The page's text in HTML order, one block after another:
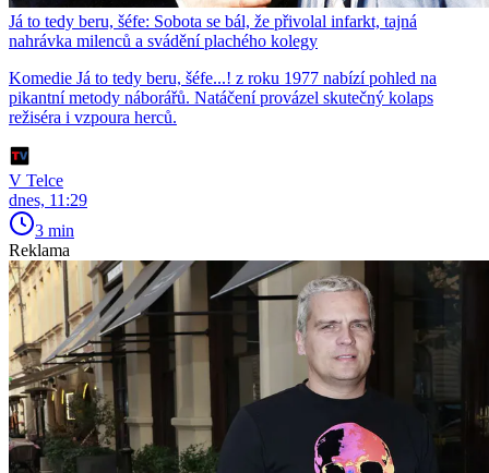
Já to tedy beru, šéfe: Sobota se bál, že přivolal infarkt, tajná
nahrávka milenců a svádění plachého kolegy
Komedie Já to tedy beru, šéfe...! z roku 1977 nabízí pohled na
pikantní metody náborářů. Natáčení provázel skutečný kolaps
režiséra i vzpoura herců.
V Telce
dnes, 11:29
3 min
Reklama